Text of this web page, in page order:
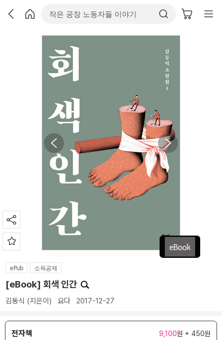
ePub 소득공제
[eBook] 회색 인간
김동식 (지은이) 요다 2017-12-27
전자책 9,100원 + 450원